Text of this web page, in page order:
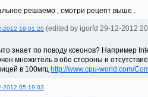
решаемо , смотри рецепт выше .
2012 19:01:20 (edited by igorfd 29-12-2012
знает по поводу ксеонов? Например
множитель в обе стороны и
в 100мгц http://www.cpu-world.com/
2012 05:19:03